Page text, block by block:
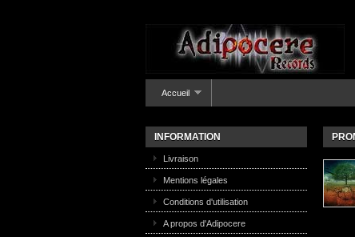
Accueil
INFORMATION
Livraison
Mentions légales
Conditions d'utilisation
A propos d'Adipocere